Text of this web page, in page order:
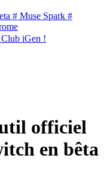
# Muse Spark #
Club iGen !
officiel
en bêta